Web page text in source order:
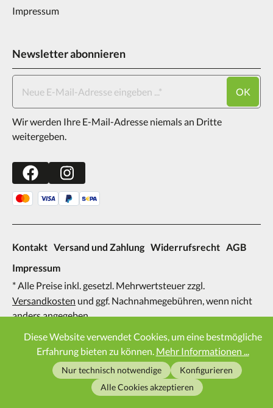
Impressum
Newsletter abonnieren
OK
Wir werden Ihre E-Mail-Adresse niemals an Dritte
weitergeben.
Kontakt Versand und Zahlung Widerrufsrecht AGB
Impressum
* Alle Preise inkl. gesetzl. Mehrwertsteuer zzgl.
Versandkosten und ggf. Nachnahmegebühren, wenn nicht
anders angegeben.
2026
Diese Website verwendet Cookies, um eine bestmögliche
Erfahrung bieten zu können. Mehr Informationen ...
Nur technisch notwendige
Konfigurieren
Alle Cookies akzeptieren